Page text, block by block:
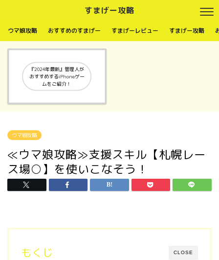
すまげー攻略
ウマ娘攻略 おすすめのすまげー すまげーレビュー すまげー攻略
『2024年最新』管理人が
おすすめするiPhoneゲー
ムをご紹介！
ウマ娘攻略
≪ウマ娘攻略≫支援スキル【札幌レー
ス場○】を使いこなそう！
CLOSE
もくじ